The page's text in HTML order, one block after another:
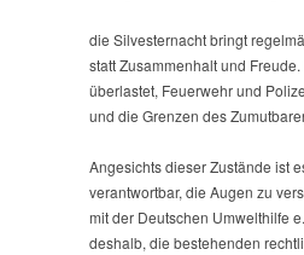
die Silvesternacht bringt
statt Zusammenhalt und
überlastet, Feuerwehr und
und die Grenzen des
Angesichts dieser Zustände ist
verantwortbar, die Augen zu
mit der Deutschen Umwelthilfe
deshalb, die bestehenden